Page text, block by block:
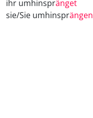
ihr umhinspränget
sie/Sie umhinsprängen